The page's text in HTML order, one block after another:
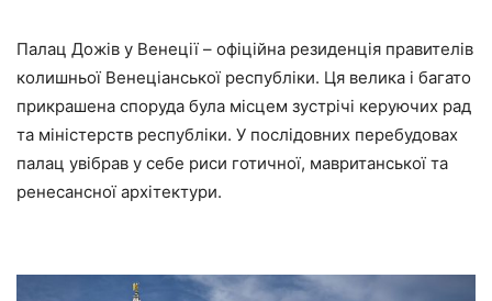
Палац Дожів у Венеції – офіційна резиденція правителів
колишньої Венеціанської республіки. Ця велика і багато
прикрашена споруда була місцем зустрічі керуючих рад
та міністерств республіки. У послідовних перебудовах
палац увібрав у себе риси готичної, мавританської та
ренесансної архітектури.